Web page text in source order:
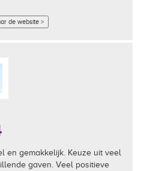
de website >
en gemakkelijk. Keuze uit veel
gaven. Veel positieve